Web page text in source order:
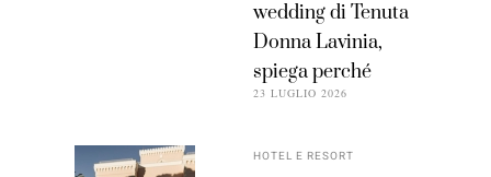
wedding di Tenuta
Donna Lavinia,
spiega perché
23 LUGLIO 2026
HOTEL E RESORT